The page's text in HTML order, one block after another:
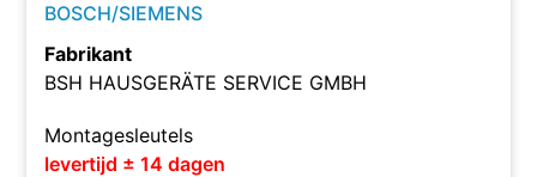
BOSCH/SIEMENS
Fabrikant
BSH HAUSGERÄTE SERVICE GMBH
Montagesleutels
levertijd ± 14 dagen